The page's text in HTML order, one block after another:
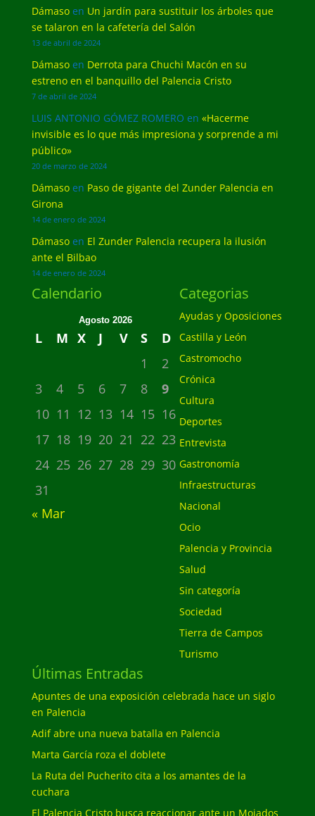
Dámasoen Un jardín para sustituir los árboles que
se talaron en la cafetería del Salón
13 de abril de 2024
Dámasoen Derrota para Chuchi Macón en su
estreno en el banquillo del Palencia Cristo
7 de abril de 2024
LUIS ANTONIO GÓMEZ ROMERO en «Hacerme
invisible es lo que más impresiona y sorprende a mi
público»
20 de marzo de 2024
Dámasoen Paso de gigante del Zunder Palencia en
Girona
14 de enero de 2024
Dámasoen El Zunder Palencia recupera la ilusión
ante el Bilbao
14 de enero de 2024
Calendario
Agosto 2026
L M X J V S
D
1
2
3
4 5 6 7 8
9
10 11 12 13 14 15 16
17 18 19 20 21 22 23
24 25 26 27 28 29 30
31
« Mar
Categorias
Ayudas y Oposiciones
Castilla y León
Castromocho
Crónica
Cultura
Deportes
Entrevista
Gastronomía
Infraestructuras
Nacional
Ocio
Palencia y Provincia
Salud
Sin categoría
Sociedad
Tierra de Campos
Turismo
Últimas Entradas
Apuntes de una exposición celebrada hace un siglo
en Palencia
Adif abre una nueva batalla en Palencia
Marta García roza el doblete
La Ruta del Pucherito cita a los amantes de la
cuchara
El Palencia Cristo busca reaccionar ante un Mojados